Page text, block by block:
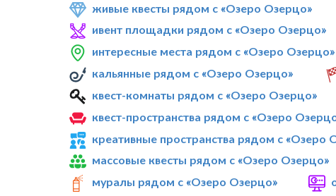
живые квесты рядом с «Озеро Озерцо»
ивент площадки рядом с «Озеро Озерцо»
интересные места рядом с «Озеро Озерцо»
кальянные рядом с «Озеро Озерцо»
квест-комнаты рядом с «Озеро Озерцо»
квест-пространства рядом с «Озеро
креативные пространства рядом с «Озеро
массовые квесты рядом с «Озеро Озерцо»
муралы рядом с «Озеро Озерцо»